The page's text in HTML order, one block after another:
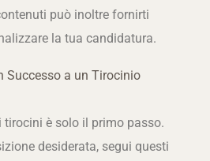
può inoltre fornirti
la tua candidatura.
Successo a un Tirocinio
tirocini è solo il primo passo.
desiderata, segui questi